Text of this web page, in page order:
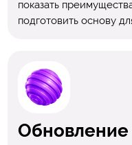
показать
подготовить основу
Обновление